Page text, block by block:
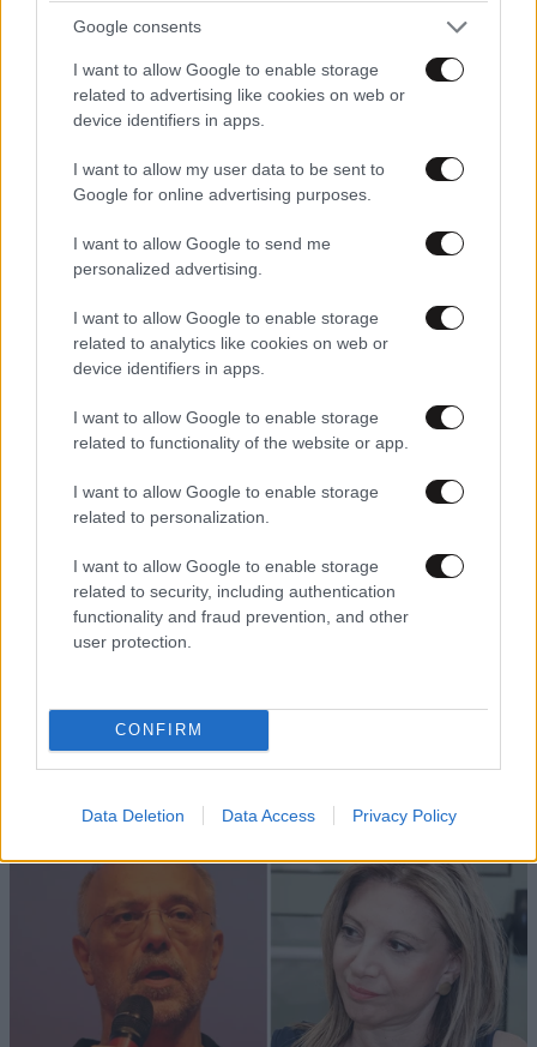
Google consents
I want to allow Google to enable storage
related to advertising like cookies on web or
device identifiers in apps.
I want to allow my user data to be sent to
Google for online advertising purposes.
I want to allow Google to send me
personalized advertising.
I want to allow Google to enable storage
related to analytics like cookies on web or
device identifiers in apps.
I want to allow Google to enable storage
related to functionality of the website or app.
I want to allow Google to enable storage
related to personalization.
I want to allow Google to enable storage
related to security, including authentication
functionality and fraud prevention, and other
user protection.
CONFIRM
Data Deletion Data Access Privacy Policy
Ξεσπά ο Χρήστος Δάντης: «Δεν περίμενα την